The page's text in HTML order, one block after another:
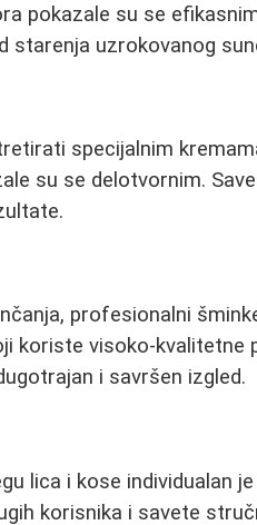
pokazale su se
starenja uzrokovanog
specijalnim
su se delotvornim.
profesionalni
koriste visoko-kvalitetne
i savršen izgled.
lica i kose individualan
korisnika i savete